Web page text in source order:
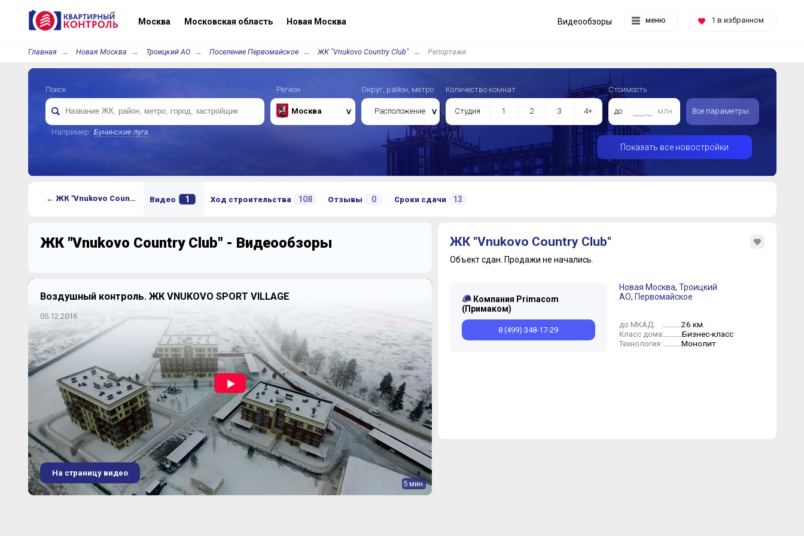
Москва Московская область Новая Москва меню 1 в избранном
Видеообзоры
Главная Новая Москва Троицкий АО Поселение Первомайское ЖК "Vnukovo Country Club" Репортажи
Поиск
Например: Бунинские луга
Регион
Москва
Округ, район, метро
Расположение
Количество комнат
Студия 1 2 3 4+
Стоимость
до млн. Все параметры
Показать все новостройки
← ЖК "Vnukovo Country Club" Видео 1 Ход строительства 108 Отзывы 0 Сроки сдачи 13
ЖК "Vnukovo Country Club" - Видеообзоры
Воздушный контроль. ЖК VNUKOVO SPORT VILLAGE
05.12.2016
5 мин.
На страницу видео
ЖК "Vnukovo Country Club"
Объект сдан. Продажи не начались.
Компания Primacom
(Примаком)
8 (499) 348-17-29
Новая Москва, Троицкий
АО, Первомайское
до МКАД: 26 км.
Класс дома: Бизнес-класс
Технология: Монолит